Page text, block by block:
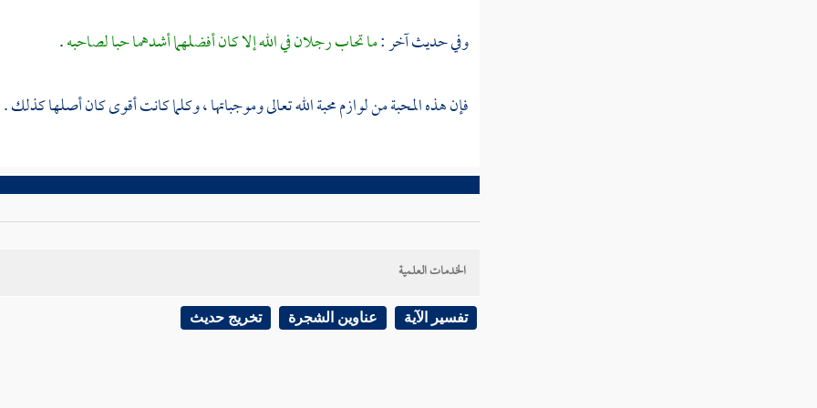
وفي حديث آخر :ما تحاب رجلان في الله إلا كان أفضلهما أشدهما حبا لصاحبه.
فإن هذه المحبة من لوازم محبة الله تعالى وموجباتها ، وكلما كانت أقوى كان أصلها كذلك .
الخدمات العلمية
تفسير الآية عناوين الشجرة تخريج حديث